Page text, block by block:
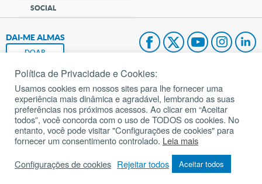
SOCIAL
DAI-ME ALMAS
DOAR
Fundação João Paulo II
Pedido de Oração
Mapa do site
Todos os direitos reservados.
Política de Privacidade e Cookies:
Usamos cookies em nossos sites para lhe fornecer uma
experiência mais dinâmica e agradável, lembrando as suas
preferências nos próximos acessos. Ao clicar em “Aceitar
todos”, você concorda com o uso de TODOS os cookies. No
entanto, você pode visitar "Configurações de cookies" para
fornecer um consentimento controlado. Leia mais
Configurações de cookies Rejeitar todos Aceitar todos